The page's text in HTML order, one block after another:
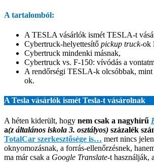
A tartalomból:
A TESLA vásárlók ismét TESLA-t
Cybertruck-helyettesítő pickup truck-ok
Cybertruck mindenki másnak,
Cybertruck vs. F-150: vívódás a
A rendőrségi TESLA-k olcsóbbak, mint
ok.
A Tesla vásárlók ismét Tesla-t vásárolnak
A héten kiderült, hogy nem csak a nagyhírű
a(z általános iskola 3. osztályos) százalék
TotalCar szerkesztősége is… mert nincs
oknyomozásnak, a forrás-ellenőrzésnek,
ma már csak a Google Translate-t használják,